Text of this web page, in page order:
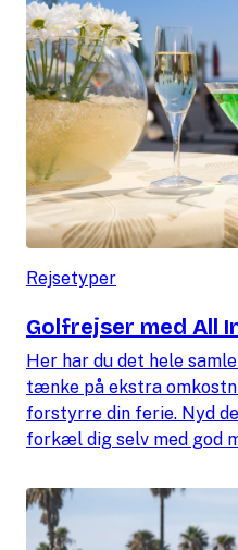
Rejsetyper
Golfrejser med All
Her har du det hele
tænke på ekstra
forstyrre din ferie. Nyd
forkæl dig selv med god